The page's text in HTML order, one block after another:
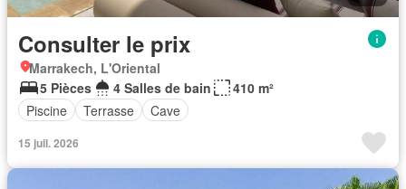
Consulter le prix
Marrakech, L'Oriental
5 Pièces
4 Salles de bain
410 m²
Piscine
Terrasse Cave
15 juil. 2026